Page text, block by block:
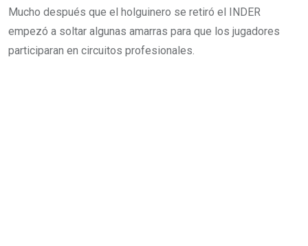
Mucho después que el holguinero se retiró el INDER
empezó a soltar algunas amarras para que los jugadores
participaran en circuitos profesionales.